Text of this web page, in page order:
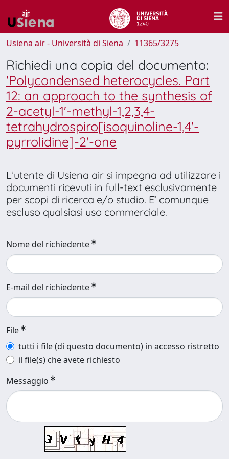
Usiena air - Università di Siena 11365/3275
Richiedi una copia del documento:
'Polycondensed heterocycles. Part
12: an approach to the synthesis of
2-acetyl-1'-methyl-1,2,3,4-
tetrahydrospiro[isoquinoline-1,4'-
pyrrolidine]-2'-one
L’utente di Usiena air si impegna ad utilizzare i
documenti ricevuti in full-text esclusivamente
per scopi di ricerca e/o studio. E’ comunque
escluso qualsiasi uso commerciale.
Nome del richiedente
E-mail del richiedente
File
tutti i file (di questo documento) in accesso ristretto
il file(s) che avete richiesto
Messaggio